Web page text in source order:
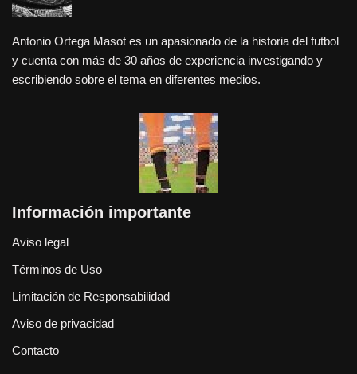
Antonio Ortega Masot es un apasionado de la historia del futbol
y cuenta con más de 30 años de experiencia investigando y
escribiendo sobre el tema en diferentes medios.
Información importante
Aviso legal
Términos de Uso
Limitación de Responsabilidad
Aviso de privacidad
Contacto